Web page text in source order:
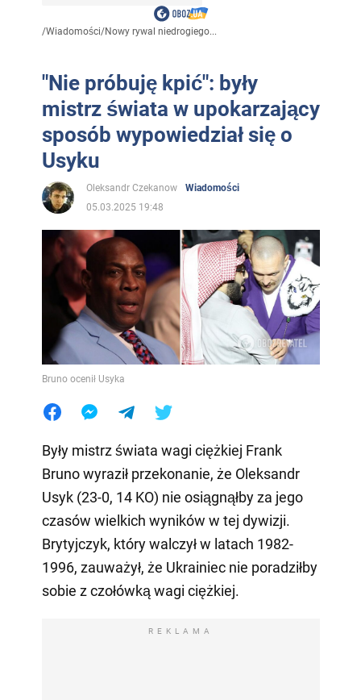
/Wiadomości/Nowy rywal niedrogiego...
"Nie próbuję kpić": były
mistrz świata w upokarzający
sposób wypowiedział się o
Usyku
Oleksandr Czekanow
Wiadomości
05.03.2025 19:48
Bruno ocenił Usyka
Były mistrz świata wagi ciężkiej Frank
Bruno wyraził przekonanie, że Oleksandr
Usyk (23-0, 14 KO) nie osiągnąłby za jego
czasów wielkich wyników w tej dywizji.
Brytyjczyk, który walczył w latach 1982-
1996, zauważył, że Ukrainiec nie poradziłby
sobie z czołówką wagi ciężkiej.
REKLAMA